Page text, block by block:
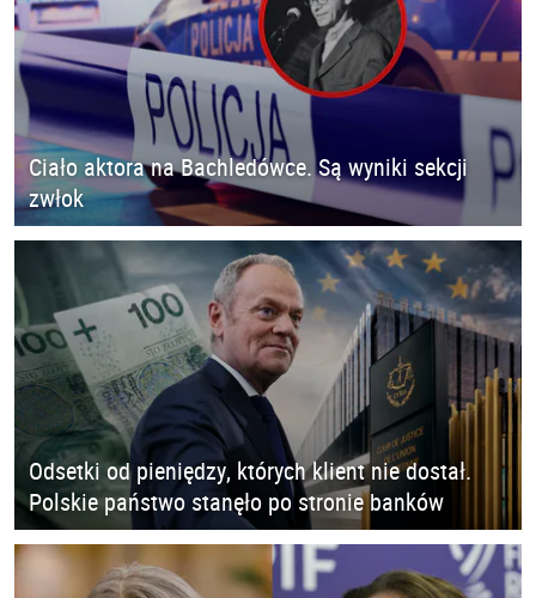
Ciało aktora na Bachledówce. Są wyniki sekcji
zwłok
Odsetki od pieniędzy, których klient nie dostał.
Polskie państwo stanęło po stronie banków